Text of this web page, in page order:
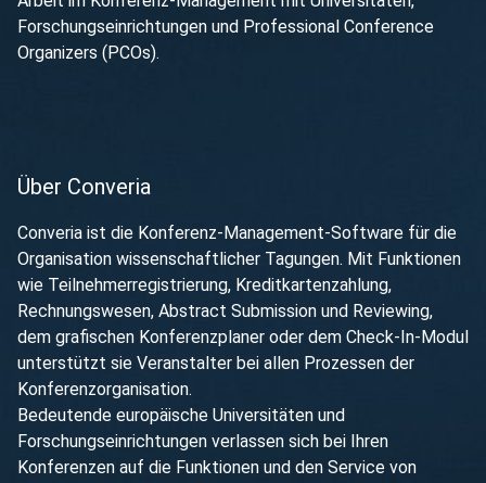
Forschungseinrichtungen und Professional Conference
Organizers (PCOs).
Über Converia
Converia ist die Konferenz-Management-Software für die
Organisation wissenschaftlicher Tagungen. Mit Funktionen
wie Teilnehmerregistrierung, Kreditkartenzahlung,
Rechnungswesen, Abstract Submission und Reviewing,
dem grafischen Konferenzplaner oder dem Check-In-Modul
unterstützt sie Veranstalter bei allen Prozessen der
Konferenzorganisation.
Bedeutende europäische Universitäten und
Forschungseinrichtungen verlassen sich bei Ihren
Konferenzen auf die Funktionen und den Service von